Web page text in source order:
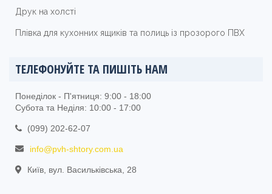
Друк на холсті
Плівка для кухонних ящиків та полиць із прозорого ПВХ
ТЕЛЕФОНУЙТЕ ТА ПИШІТЬ НАМ
Понеділок - П'ятниця: 9:00 - 18:00
Субота та Неділя: 10:00 - 17:00
(099) 202-62-07
info@pvh-shtory.com.ua
Київ, вул. Васильківська, 28